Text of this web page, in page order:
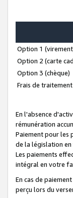
Option 1
Option 2 (carte
Option 3 (chèque)
Frais de
En l'absence
rémunération
Paiement pour les
de la législation
Les paiements
intégral en votre
En cas de
perçu lors du